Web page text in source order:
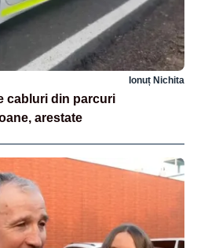
Ionuț Nichita
cabluri din parcuri
arestate